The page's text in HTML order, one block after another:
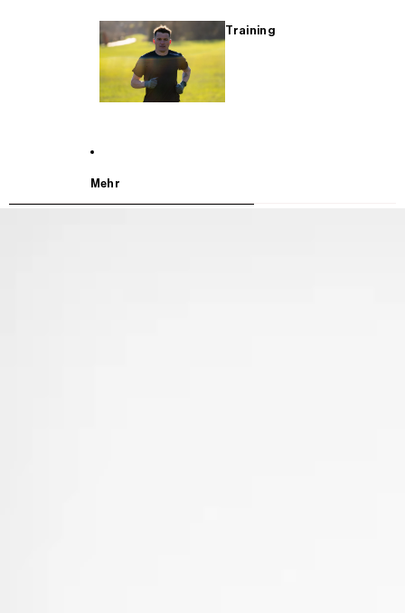
Training
Mehr
WEITER ZU DEN PRODUKTINFORMATIONEN